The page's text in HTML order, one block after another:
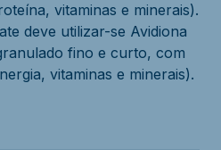
vitaminas e minerais).
deve utilizar-se Avidiona
fino e curto, com
vitaminas e minerais).